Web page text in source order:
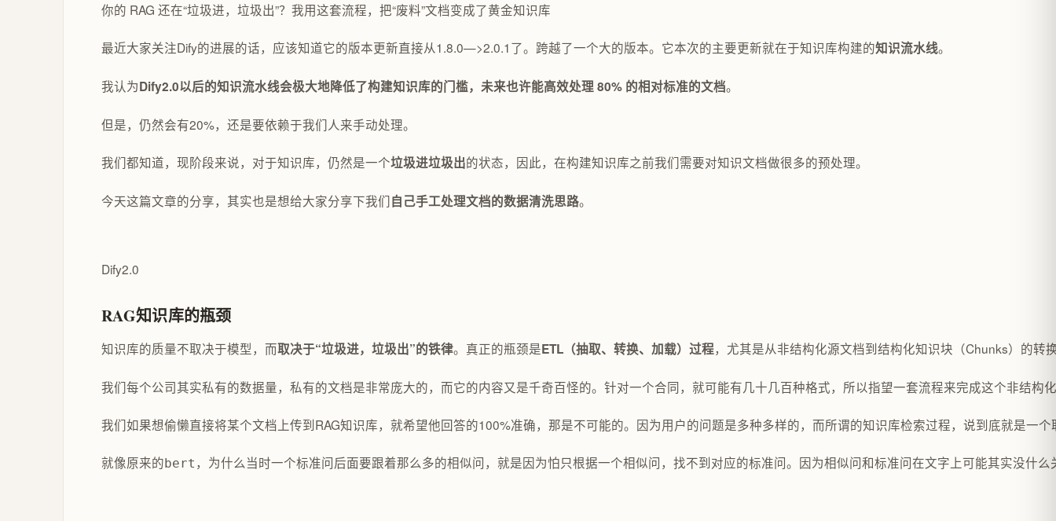
你的 RAG 还在“垃圾进，垃圾出”？我用这套流程，把“废料”文档变成了黄金知识库
最近大家关注Dify的进展的话，应该知道它的版本更新直接从1.8.0—>2.0.1了。跨越了一个大的版本。它本次的主要更新就在于知识库构建的知识流水线。
我认为Dify2.0以后的知识流水线会极大地降低了构建知识库的门槛，未来也许能高效处理 80% 的相对标准的文档。
但是，仍然会有20%，还是要依赖于我们人来手动处理。
我们都知道，现阶段来说，对于知识库，仍然是一个垃圾进垃圾出的状态，因此，在构建知识库之前我们需要对知识文档做很多的预处理。
今天这篇文章的分享，其实也是想给大家分享下我们自己手工处理文档的数据清洗思路。
Dify2.0
RAG知识库的瓶颈
知识库的质量不取决于模型，而取决于“垃圾进，垃圾出”的铁律。真正的瓶颈是ETL（抽取、转换、加载）过程，尤其是从非结构化源文档到结构化知识块（Chunks）的转
我们每个公司其实私有的数据量，私有的文档是非常庞大的，而它的内容又是千奇百怪的。针对一个合同，就可能有几十几百种格式，所以指望一套流程来完成这个非结构
我们如果想偷懒直接将某个文档上传到RAG知识库，就希望他回答的100%准确，那是不可能的。因为用户的问题是多种多样的，而所谓的知识库检索过程，说到底就是一
就像原来的 bert ，为什么当时一个标准问后面要跟着那么多的相似问，就是因为怕只根据一个相似问，找不到对应的标准问。因为相似问和标准问在文字上可能其实没什么